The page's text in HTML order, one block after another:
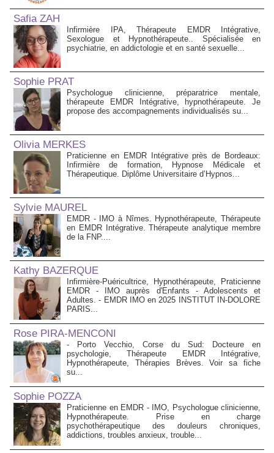
Safia ZAH
Infirmière IPA, Thérapeute EMDR Intégrative,
Sexologue et Hypnothérapeute.. Spécialisée en
psychiatrie, en addictologie et en santé sexuelle...
Sophie PRAT
Psychologue clinicienne, préparatrice mentale,
thérapeute EMDR Intégrative, hypnothérapeute. Je
propose des accompagnements individualisés su...
Olivia MERKES
Praticienne en EMDR Intégrative près de Bordeaux:
Infirmière de formation, Hypnose Médicale et
Thérapeutique. Diplôme Universitaire d’Hypnos...
Sylvie MAUREL
EMDR - IMO à Nîmes. Hypnothérapeute, Thérapeute
en EMDR Intégrative. Thérapeute analytique membre
de la FNP....
Kathy BAZERQUE
Infirmière-Puéricultrice, Hypnothérapeute, Praticienne
EMDR - IMO auprès d'Enfants - Adolescents et
Adultes. - EMDR IMO en 2025 INSTITUT IN-DOLORE
PARIS...
Rose PIRA-MENCONI
- Porto Vecchio, Corse du Sud: Docteure en
psychologie, Thérapeute EMDR Intégrative,
Hypnothérapeute, Thérapies Brèves. Voir sa fiche
su...
Sophie POZZA
Praticienne en EMDR - IMO, Psychologue clinicienne,
Hypnothérapeute. Prise en charge
psychothérapeutique des douleurs chroniques,
addictions, troubles anxieux, trouble...